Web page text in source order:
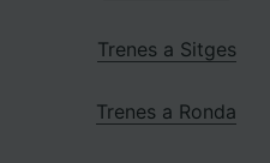
Trenes a Sitges
Trenes a Ronda